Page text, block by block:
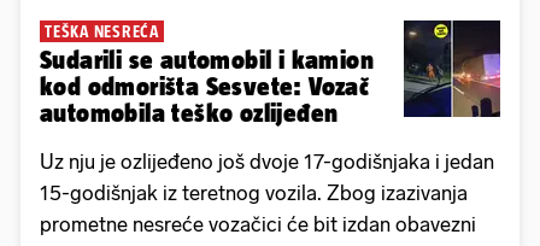
TEŠKA NESREĆA
Sudarili se automobil i kamion
kod odmorišta Sesvete: Vozač
automobila teško ozlijeđen
Uz nju je ozlijeđeno još dvoje 17-godišnjaka i jedan
15-godišnjak iz teretnog vozila. Zbog izazivanja
prometne nesreće vozačici će bit izdan obavezni